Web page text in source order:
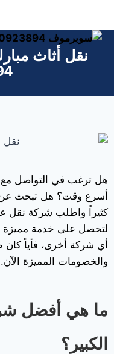
نقل أثاث
هل ترغب في التواصل مع
أسرع وقت؟ هل تبحث عن
كثيراً واطلب شركة نقل
لتحصل على خدمة مميزة
أي شركة أخرى، فأياً
والخصومات المميزة الآن.
ما هي أفضل
الكبير؟